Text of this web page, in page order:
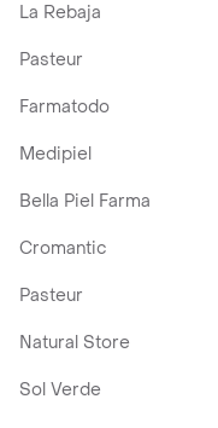
La Rebaja
Pasteur
Farmatodo
Medipiel
Bella Piel Farma
Cromantic
Pasteur
Natural Store
Sol Verde